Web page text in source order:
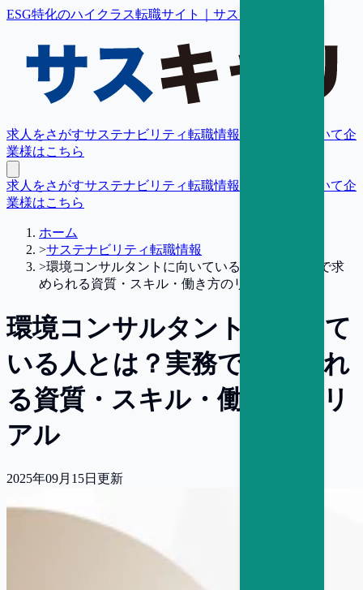
ESG特化のハイクラス転職サイト｜サスキャリ
求人をさがすサステナビリティ転職情報 転職支援について企
業様はこちら
求人をさがすサステナビリティ転職情報 転職支援について企
業様はこちら
ホーム
>サステナビリティ転職情報
>環境コンサルタントに向いている人とは？実務で求
められる資質・スキル・働き方のリアル
環境コンサルタントに向いて
いる人とは？実務で求められ
る資質・スキル・働き方のリ
アル
2025年09月15日 更新